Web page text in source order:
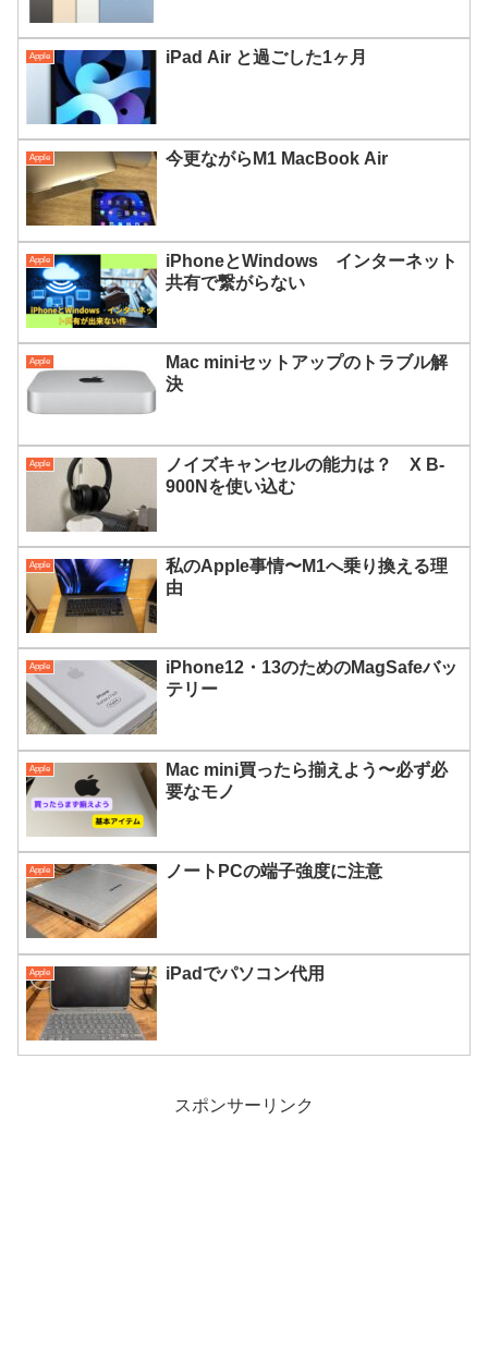
Apple iPad Air と過ごした1ヶ月
Apple 今更ながらM1 MacBook Air
Apple
iPhoneとWindows インターネット
共有で繋がらない
Apple
Mac miniセットアップのトラブル解
決
Apple
ノイズキャンセルの能力は？ X B-
900Nを使い込む
Apple
私のApple事情〜M1へ乗り換える理
由
Apple
iPhone12・13のためのMagSafeバッ
テリー
Apple
Mac mini買ったら揃えよう〜必ず必
要なモノ
Apple ノートPCの端子強度に注意
Apple iPadでパソコン代用
スポンサーリンク